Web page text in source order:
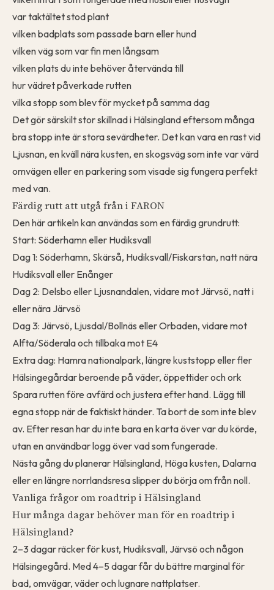
var taktältet stod plant
vilken badplats som passade barn eller hund
vilken väg som var fin men långsam
vilken plats du inte behöver återvända till
hur vädret påverkade rutten
vilka stopp som blev för mycket på samma dag
Det gör särskilt stor skillnad i Hälsingland eftersom många
bra stopp inte är stora sevärdheter. Det kan vara en rast vid
Ljusnan, en kväll nära kusten, en skogsväg som inte var värd
omvägen eller en parkering som visade sig fungera perfekt
med van.
Färdig rutt att utgå från i FARON
Den här artikeln kan användas som en färdig grundrutt:
Start: Söderhamn eller Hudiksvall
Dag 1: Söderhamn, Skärså, Hudiksvall/Fiskarstan, natt nära
Hudiksvall eller Enånger
Dag 2: Delsbo eller Ljusnandalen, vidare mot Järvsö, natt i
eller nära Järvsö
Dag 3: Järvsö, Ljusdal/Bollnäs eller Orbaden, vidare mot
Alfta/Söderala och tillbaka mot E4
Extra dag: Hamra nationalpark, längre kuststopp eller fler
Hälsingegårdar beroende på väder, öppettider och ork
Spara rutten före avfärd och justera efter hand. Lägg till
egna stopp när de faktiskt händer. Ta bort de som inte blev
av. Efter resan har du inte bara en karta över var du körde,
utan en användbar logg över vad som fungerade.
Nästa gång du planerar Hälsingland, Höga kusten, Dalarna
eller en längre norrlandsresa slipper du börja om från noll.
Vanliga frågor om roadtrip i Hälsingland
Hur många dagar behöver man för en roadtrip i
Hälsingland?
2–3 dagar räcker för kust, Hudiksvall, Järvsö och någon
Hälsingegård. Med 4–5 dagar får du bättre marginal för
bad, omvägar, väder och lugnare nattplatser.